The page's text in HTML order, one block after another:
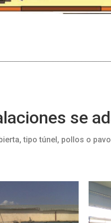
se
tipo túnel, pollos o